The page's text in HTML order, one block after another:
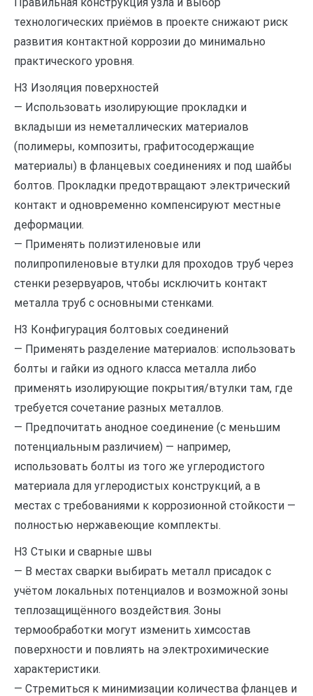
технологических приёмов в проекте снижают риск
развития контактной коррозии до минимально
практического уровня.
H3 Изоляция поверхностей
— Использовать изолирующие прокладки и
вкладыши из неметаллических материалов
(полимеры, композиты, графитосодержащие
материалы) в фланцевых соединениях и под шайбы
болтов. Прокладки предотвращают электрический
контакт и одновременно компенсируют местные
деформации.
— Применять полиэтиленовые или
полипропиленовые втулки для проходов труб через
стенки резервуаров, чтобы исключить контакт
металла труб с основными стенками.
H3 Конфигурация болтовых соединений
— Применять разделение материалов: использовать
болты и гайки из одного класса металла либо
применять изолирующие покрытия/втулки там, где
требуется сочетание разных металлов.
— Предпочитать анодное соединение (с меньшим
потенциальным различием) — например,
использовать болты из того же углеродистого
материала для углеродистых конструкций, а в
местах с требованиями к коррозионной стойкости —
полностью нержавеющие комплекты.
H3 Стыки и сварные швы
— В местах сварки выбирать металл присадок с
учётом локальных потенциалов и возможной зоны
теплозащищённого воздействия. Зоны
термообработки могут изменить химсостав
поверхности и повлиять на электрохимические
характеристики.
— Стремиться к минимизации количества фланцев и